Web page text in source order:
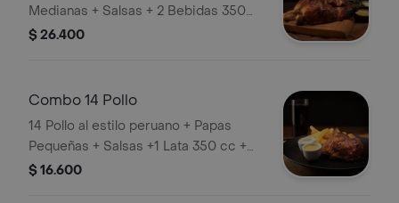
Medianas + Salsas + 2 Bebidas 350
cc + porción de arroz
$ 26.400
Combo 14 Pollo
14 Pollo al estilo peruano + Papas
Pequeñas + Salsas +1 Lata 350 cc +
porción de arroz
$ 16.600